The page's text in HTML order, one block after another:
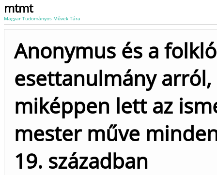
mtmt
Magyar Tudományos Művek Tára
Anonymus és a
esettanulmány arról,
miképpen lett az
mester műve
19. században